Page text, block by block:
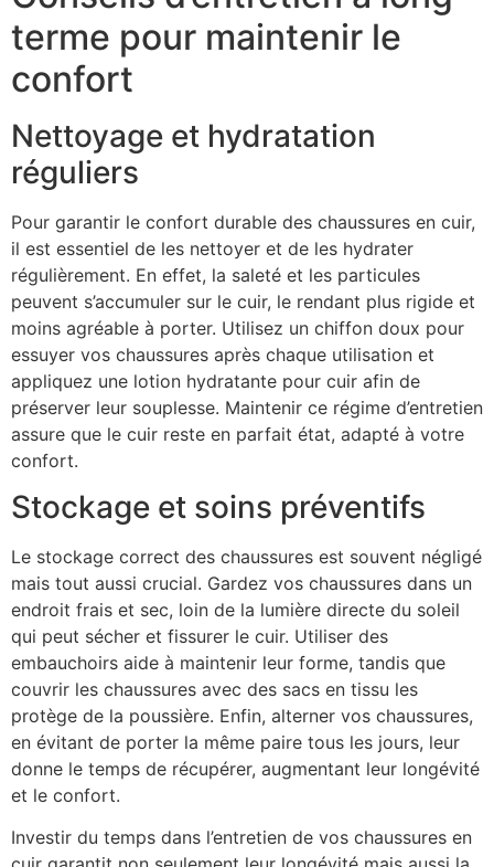
terme pour maintenir le
confort
Nettoyage et hydratation
réguliers
Pour garantir le confort durable des chaussures en cuir,
il est essentiel de les nettoyer et de les hydrater
régulièrement. En effet, la saleté et les particules
peuvent s’accumuler sur le cuir, le rendant plus rigide et
moins agréable à porter. Utilisez un chiffon doux pour
essuyer vos chaussures après chaque utilisation et
appliquez une lotion hydratante pour cuir afin de
préserver leur souplesse. Maintenir ce régime d’entretien
assure que le cuir reste en parfait état, adapté à votre
confort.
Stockage et soins préventifs
Le stockage correct des chaussures est souvent négligé
mais tout aussi crucial. Gardez vos chaussures dans un
endroit frais et sec, loin de la lumière directe du soleil
qui peut sécher et fissurer le cuir. Utiliser des
embauchoirs aide à maintenir leur forme, tandis que
couvrir les chaussures avec des sacs en tissu les
protège de la poussière. Enfin, alterner vos chaussures,
en évitant de porter la même paire tous les jours, leur
donne le temps de récupérer, augmentant leur longévité
et le confort.
Investir du temps dans l’entretien de vos chaussures en